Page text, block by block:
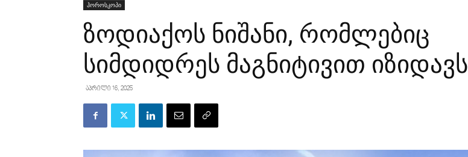
ჰოროსკოპი
ზოდიაქოს ნიშანი, რომლებიც
სიმდიდრეს მაგნიტივით იზიდავს
აპრილი 16, 2025